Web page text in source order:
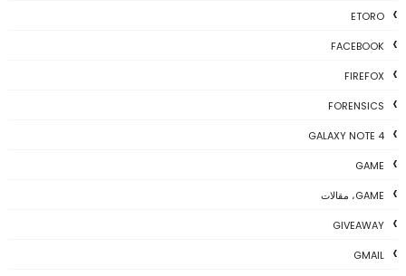
ETORO
FACEBOOK
FIREFOX
FORENSICS
GALAXY NOTE 4
GAME
GAME، مقالات
GIVEAWAY
GMAIL